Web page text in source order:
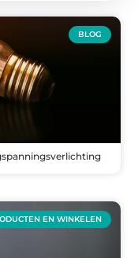
BLOG
EN WINKELEN